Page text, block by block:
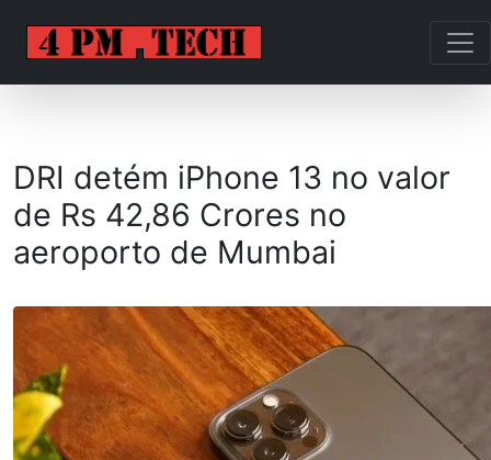
DRI detém iPhone 13 no valor
de Rs 42,86 Crores no
aeroporto de Mumbai